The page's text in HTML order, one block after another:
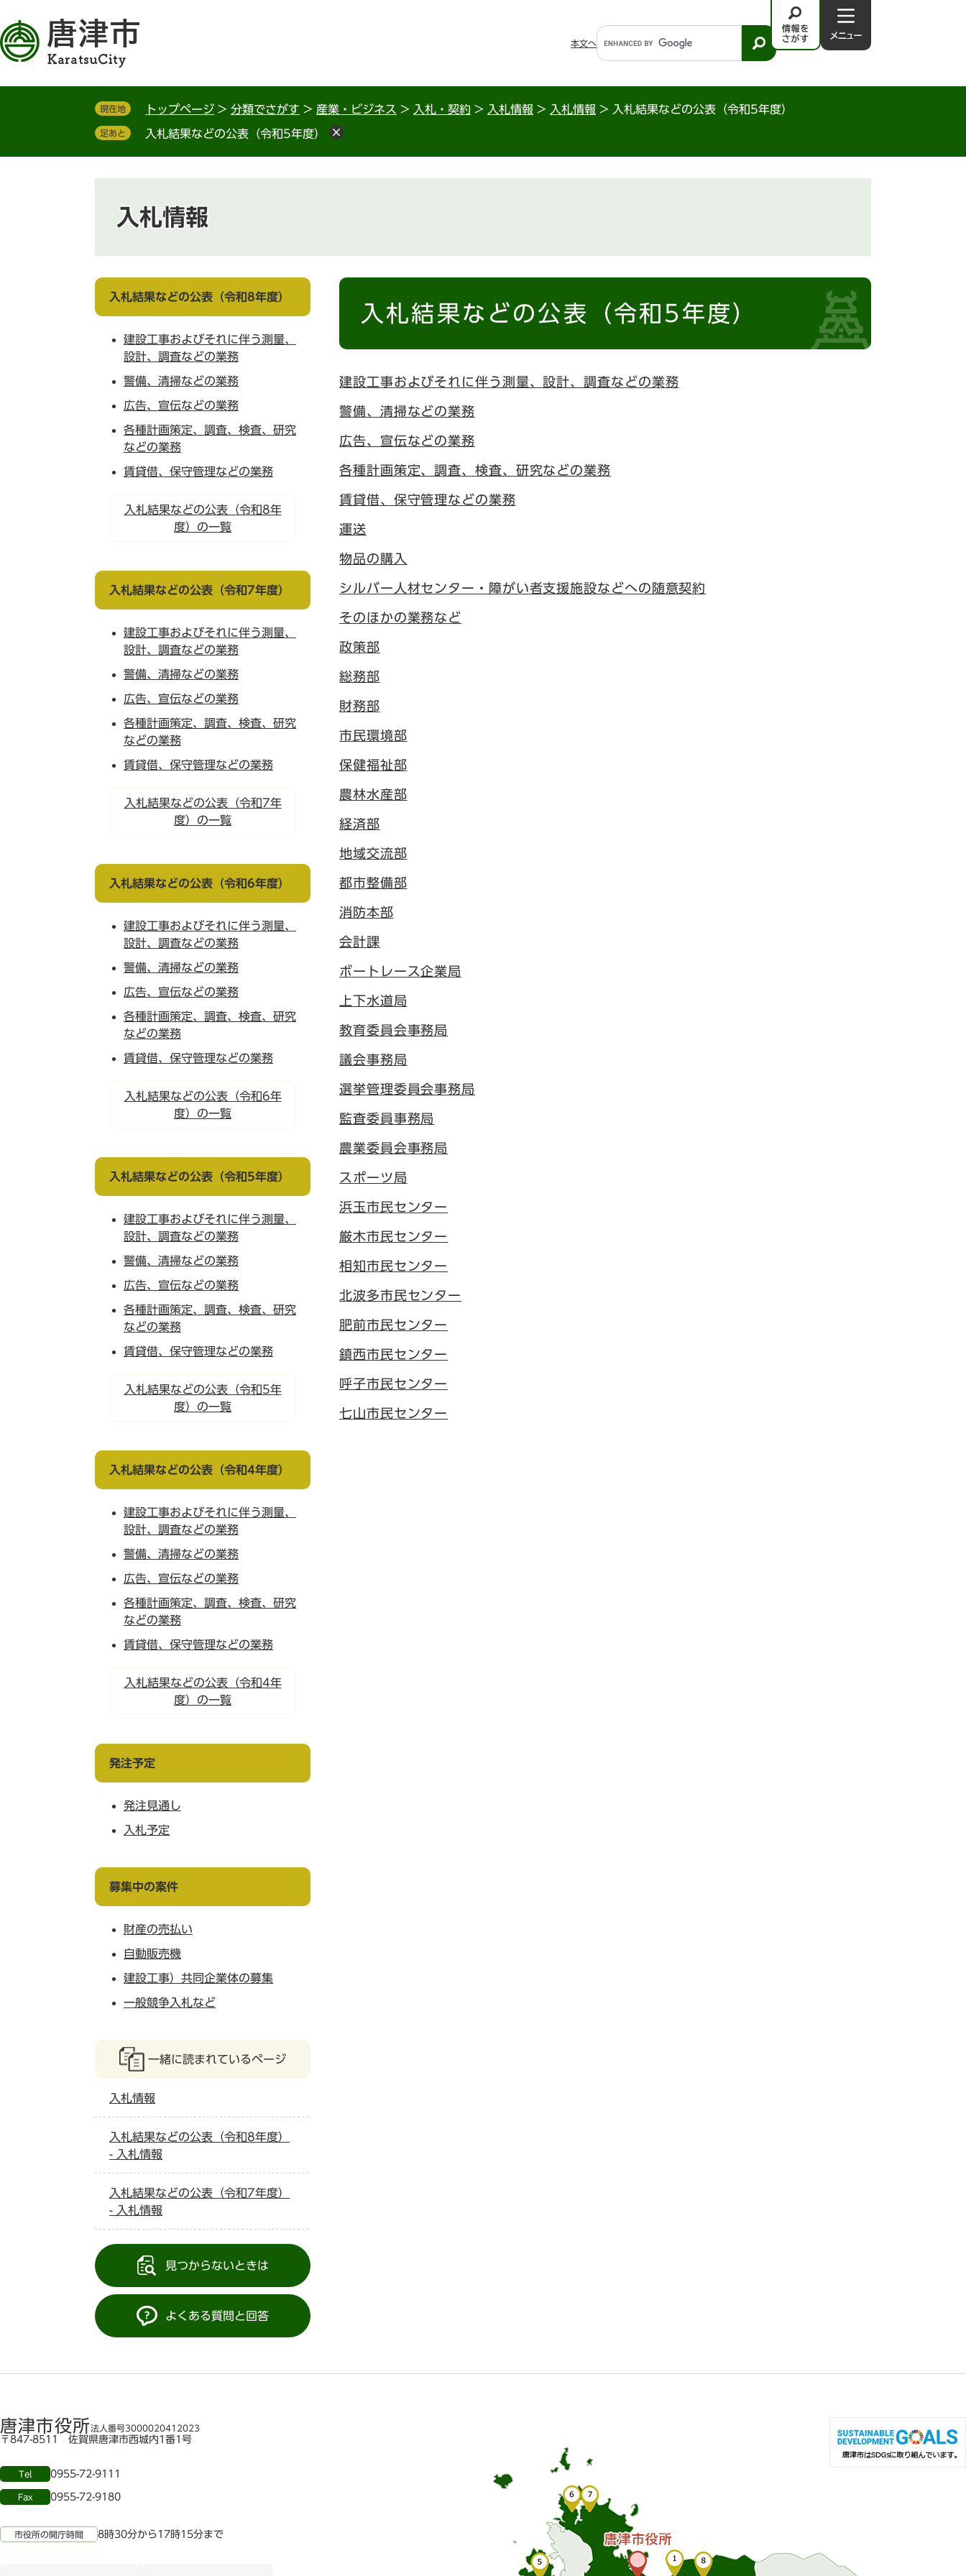
ー
ジ
の
ニ
ュ
ー
情
報
さ
が
メ
ニ
－
本文へ
G
o
g
l
ス
現在地 トップページ > 分類でさがす > 産業・ビジネス > 入札・契約 > 入札情報 > 入札情報 > 入札結果などの公表（令和5年度）
足あと 入札結果などの公表（令和5年度）
入札情報
本
入札結果などの公表（令和5年度）
建設工事およびそれに伴う測量、設計、調査などの業務
警備、清掃などの業務
広告、宣伝などの業務
各種計画策定、調査、検査、研究などの業務
賃貸借、保守管理などの業務
運送
物品の購入
シルバー人材センター・障がい者支援施設などへの随意契約
そのほかの業務など
政策部
総務部
財務部
市民環境部
保健福祉部
農林水産部
経済部
地域交流部
都市整備部
消防本部
会計課
ボートレース企業局
上下水道局
教育委員会事務局
議会事務局
選挙管理委員会事務局
監査委員事務局
農業委員会事務局
スポーツ局
浜玉市民センター
厳木市民センター
相知市民センター
北波多市民センター
肥前市民センター
鎮西市民センター
呼子市民センター
七山市民センター
入札結果などの公表（令和8年度）
建設工事およびそれに伴う測量、
設計、調査などの業務
警備、清掃などの業務
広告、宣伝などの業務
各種計画策定、調査、検査、研究
などの業務
賃貸借、保守管理などの業務
入札結果などの公表（令和8年
度）の一覧
入札結果などの公表（令和7年度）
建設工事およびそれに伴う測量、
設計、調査などの業務
警備、清掃などの業務
広告、宣伝などの業務
各種計画策定、調査、検査、研究
などの業務
賃貸借、保守管理などの業務
入札結果などの公表（令和7年
度）の一覧
入札結果などの公表（令和6年度）
建設工事およびそれに伴う測量、
設計、調査などの業務
警備、清掃などの業務
広告、宣伝などの業務
各種計画策定、調査、検査、研究
などの業務
賃貸借、保守管理などの業務
入札結果などの公表（令和6年
度）の一覧
入札結果などの公表（令和5年度）
建設工事およびそれに伴う測量、
設計、調査などの業務
警備、清掃などの業務
広告、宣伝などの業務
各種計画策定、調査、検査、研究
などの業務
賃貸借、保守管理などの業務
入札結果などの公表（令和5年
度）の一覧
入札結果などの公表（令和4年度）
建設工事およびそれに伴う測量、
設計、調査などの業務
警備、清掃などの業務
広告、宣伝などの業務
各種計画策定、調査、検査、研究
などの業務
賃貸借、保守管理などの業務
入札結果などの公表（令和4年
度）の一覧
発注予定
発注見通し
入札予定
募集中の案件
財産の売払い
自動販売機
建設工事）共同企業体の募集
一般競争入札など
一緒に読まれているページ
入札情報
入札結果などの公表（令和8年度）
- 入札情報
入札結果などの公表（令和7年度）
- 入札情報
見つからないときは
よくある質問と回答
唐津市役所法人番号3000020412023
〒847-8511 佐賀県唐津市西城内1番1号
Tel 0955-72-9111
Fax 0955-72-9180
市役所の開庁時間 8時30分から17時15分まで